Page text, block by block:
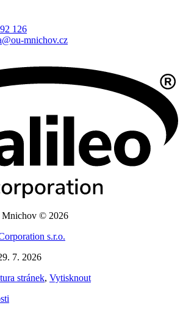
126
mnichov.cz
Mnichov © 2026
s.r.o.
7. 2026
stránek, Vytisknout